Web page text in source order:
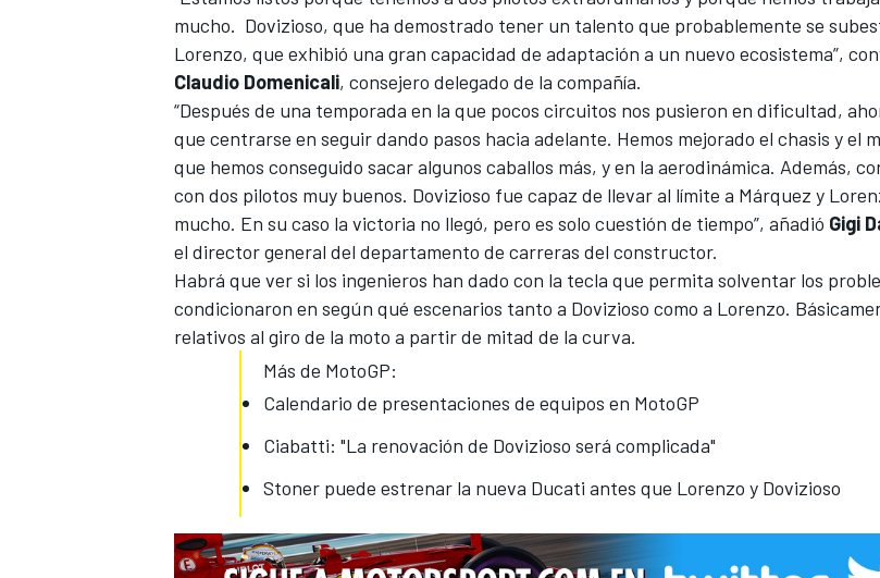
MÁS CATEGORÍAS
mucho. Dovizioso, que ha demostrado tener un talento que probablemente se
Lorenzo, que exhibió una gran capacidad de adaptación a un nuevo ecosistema”,
Claudio Domenicali, consejero delegado de la compañía.
“Después de una temporada en la que pocos circuitos nos pusieron en dificultad,
que centrarse en seguir dando pasos hacia adelante. Hemos mejorado el chasis y el
que hemos conseguido sacar algunos caballos más, y en la aerodinámica. Además,
con dos pilotos muy buenos. Dovizioso fue capaz de llevar al límite a Márquez y
mucho. En su caso la victoria no llegó, pero es solo cuestión de tiempo”, añadió Gigi
el director general del departamento de carreras del constructor.
Habrá que ver si los ingenieros han dado con la tecla que permita solventar los
condicionaron en según qué escenarios tanto a Dovizioso como a Lorenzo.
relativos al giro de la moto a partir de mitad de la curva.
Más de MotoGP:
Calendario de presentaciones de equipos en MotoGP
Ciabatti: "La renovación de Dovizioso será complicada"
Stoner puede estrenar la nueva Ducati antes que Lorenzo y Dovizioso